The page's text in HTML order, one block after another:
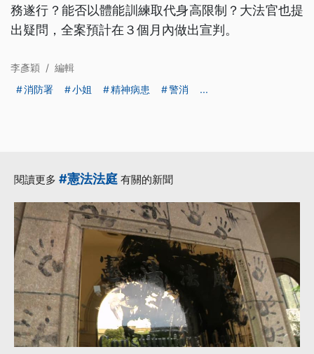
務遂行？能否以體能訓練取代身高限制？大法官也提
出疑問，全案預計在３個月內做出宣判。
李彥穎 / 編輯
消防署
小姐 精神病患 警消 ...
閱讀更多 #憲法法庭 有關的新聞